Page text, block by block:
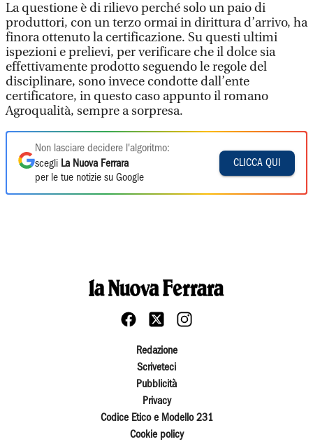
La questione è di rilievo perché solo un paio di
produttori, con un terzo ormai in dirittura d’arrivo, ha
finora ottenuto la certificazione. Su questi ultimi
ispezioni e prelievi, per verificare che il dolce sia
effettivamente prodotto seguendo le regole del
disciplinare, sono invece condotte dall’ente
certificatore, in questo caso appunto il romano
Agroqualità, sempre a sorpresa.
Non lasciare decidere l'algoritmo:
scegli La Nuova Ferrara
per le tue notizie su Google
CLICCA QUI
Redazione
Scriveteci
Pubblicità
Privacy
Codice Etico e Modello 231
Cookie policy